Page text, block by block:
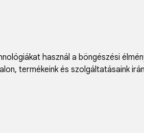
használ a böngészési
, termékeink és szolgáltatásaink